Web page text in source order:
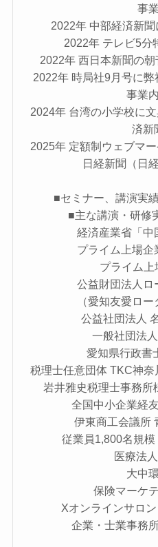
事業
2022年 中部経済新聞
2022年 テレビ5分
2022年 西日本新聞の朝
2022年 時局社9月号に
事業内
2024年 台湾の小学校に
済新
2025年 定額制ウェブマ
日経新聞（日
■セミナー、講演実
■主な講演・研修
経済産業省「中
プライム上場企
プライム上
公益財団法人ロ
（愛知友愛ロー
公益社団法人
一般社団法
愛知県行政書
税理士任意団体 TKC神
岩井雅史税理士事務所
全国中小企業経
伊東商工会議所
従業員1,800名規
医療法
大中
保険マーケ
Xオンラインサロ
企業・士業事務